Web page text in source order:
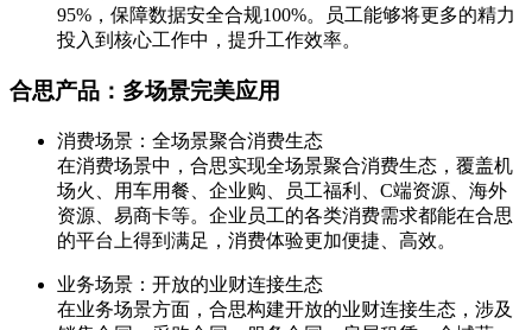
95%，保障数据安全合规100%。员工能够将更多的精力
投入到核心工作中，提升工作效率。
合思产品：多场景完美应用
消费场景：全场景聚合消费生态
在消费场景中，合思实现全场景聚合消费生态，覆盖机
场火、用车用餐、企业购、员工福利、C端资源、海外
资源、易商卡等。企业员工的各类消费需求都能在合思
的平台上得到满足，消费体验更加便捷、高效。
业务场景：开放的业财连接生态
在业务场景方面，合思构建开放的业财连接生态，涉及